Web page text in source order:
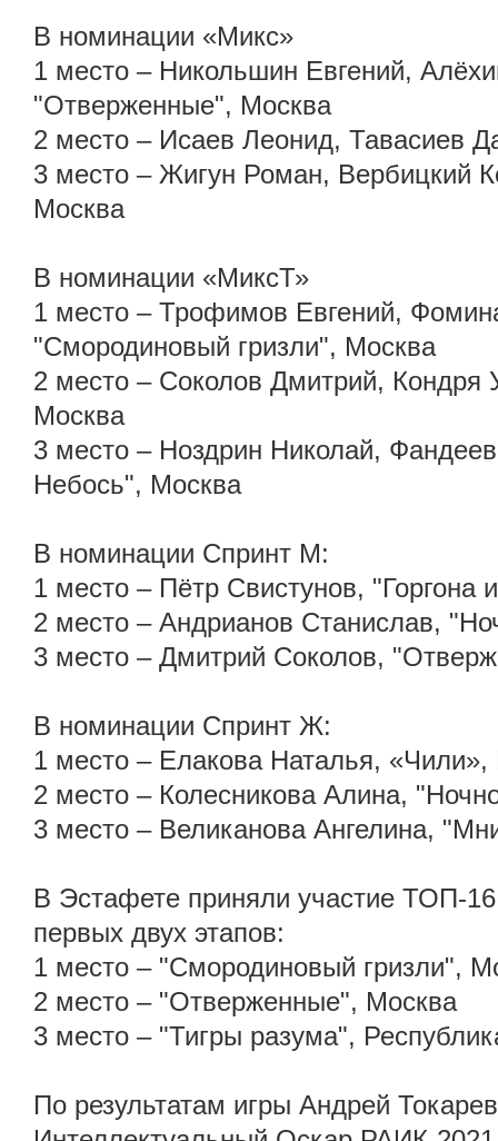
В номинации «Микс»
1 место – Никольшин Евгений,
"Отверженные", Москва
2 место – Исаев Леонид, Тавасиев
3 место – Жигун Роман, Вербицкий
Москва
В номинации «МиксТ»
1 место – Трофимов Евгений,
"Смородиновый гризли", Москва
2 место – Соколов Дмитрий,
Москва
3 место – Ноздрин Николай,
Небось", Москва
В номинации Спринт М:
1 место – Пётр Свистунов, "Горгона
2 место – Андрианов Станислав,
3 место – Дмитрий Соколов,
В номинации Спринт Ж:
1 место – Елакова Наталья, «Чили»,
2 место – Колесникова Алина,
3 место – Великанова Ангелина,
В Эстафете приняли участие ТОП-
первых двух этапов:
1 место – "Смородиновый гризли",
2 место – "Отверженные", Москва
3 место – "Тигры разума",
По результатам игры Андрей